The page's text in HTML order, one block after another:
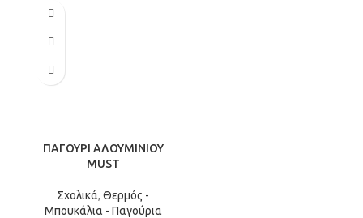
ΠΑΓΟΥΡΙ ΑΛΟΥΜΙΝΙΟΥ
MUST
Σχολικά, Θερμός -
Μπουκάλια - Παγούρια